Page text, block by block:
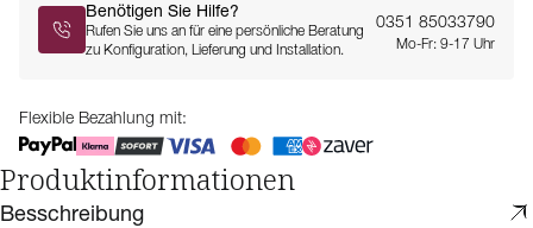
Benötigen Sie Hilfe?
Rufen Sie uns an für eine persönliche Beratung
zu Konfiguration, Lieferung und Installation.
0351 85033790
Mo-Fr: 9-17 Uhr
Flexible Bezahlung mit:
Produktinformationen
Besschreibung